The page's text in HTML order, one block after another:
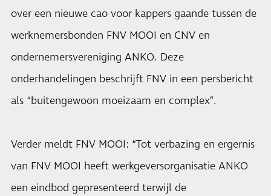
over een nieuwe cao voor kappers gaande tussen de
werknemersbonden FNV MOOI en CNV en
ondernemersvereniging ANKO. Deze
onderhandelingen beschrijft FNV in een persbericht
als “buitengewoon moeizaam en complex”.
Verder meldt FNV MOOI: “Tot verbazing en ergernis
van FNV MOOI heeft werkgeversorganisatie ANKO
een eindbod gepresenteerd terwijl de